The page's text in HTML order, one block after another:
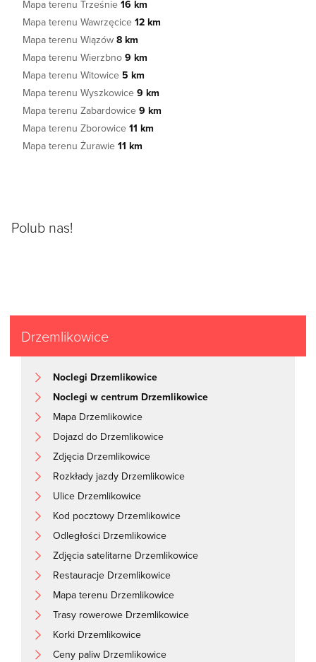
Mapa terenu Trześnie 16 km
Mapa terenu Wawrzęcice 12 km
Mapa terenu Wiązów 8 km
Mapa terenu Wierzbno 9 km
Mapa terenu Witowice 5 km
Mapa terenu Wyszkowice 9 km
Mapa terenu Zabardowice 9 km
Mapa terenu Zborowice 11 km
Mapa terenu Żurawie 11 km
Polub nas!
Drzemlikowice
Noclegi Drzemlikowice
Noclegi w centrum Drzemlikowice
Mapa Drzemlikowice
Dojazd do Drzemlikowice
Zdjęcia Drzemlikowice
Rozkłady jazdy Drzemlikowice
Ulice Drzemlikowice
Kod pocztowy Drzemlikowice
Odległości Drzemlikowice
Zdjęcia satelitarne Drzemlikowice
Restauracje Drzemlikowice
Mapa terenu Drzemlikowice
Trasy rowerowe Drzemlikowice
Korki Drzemlikowice
Ceny paliw Drzemlikowice